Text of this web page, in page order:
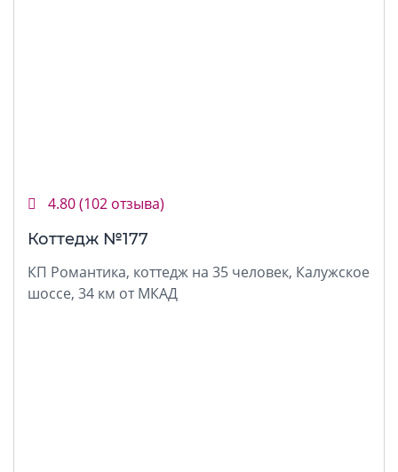
4.80(102 отзыва)
Коттедж №177
КП Романтика, коттедж на 35 человек, Калужское
шоссе, 34 км от МКАД